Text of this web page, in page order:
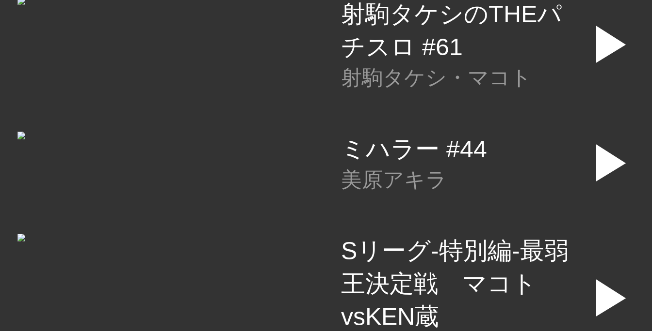
射駒タケシのTHEパ
チスロ #61
射駒タケシ・マコト
▶
ミハラー #44
美原アキラ ▶
Sリーグ-特別編-最弱
王決定戦 マコト
vsKEN蔵
▶